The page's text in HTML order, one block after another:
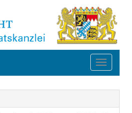
Toggle